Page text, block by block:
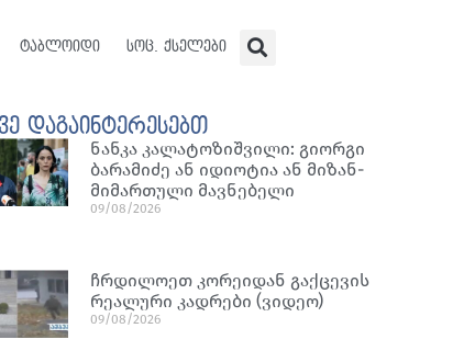
ტაბლოიდი სოც. ქსელები
დაგაინტერესებთ
ნან­კა კა­ლა­ტო­ზიშ­ვი­ლი: გი­ორ­გი
ბა­რა­მი­ძე ან იდი­ო­ტია ან მი­ზან­
მი­მარ­თუ­ლი მავ­ნე­ბე­ლი
09/08/2026
ჩრდილოეთ კორეიდან გაქცევის
რეალური კადრები (ვიდეო)
09/08/2026